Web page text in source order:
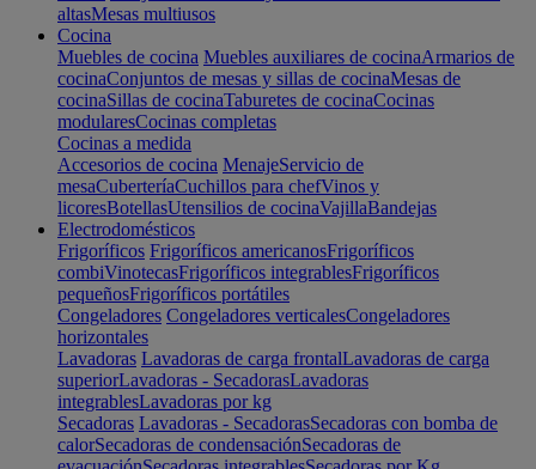
altasMesas multiusos
Cocina
Muebles de cocina Muebles auxiliares de cocinaArmarios de
cocinaConjuntos de mesas y sillas de cocinaMesas de
cocinaSillas de cocinaTaburetes de cocinaCocinas
modularesCocinas completas
Cocinas a medida
Accesorios de cocina MenajeServicio de
mesaCuberteríaCuchillos para chefVinos y
licoresBotellasUtensilios de cocinaVajillaBandejas
Electrodomésticos
Frigoríficos Frigoríficos americanosFrigoríficos
combiVinotecasFrigoríficos integrablesFrigoríficos
pequeñosFrigoríficos portátiles
Congeladores Congeladores verticalesCongeladores
horizontales
Lavadoras Lavadoras de carga frontalLavadoras de carga
superiorLavadoras - SecadorasLavadoras
integrablesLavadoras por kg
Secadoras Lavadoras - SecadorasSecadoras con bomba de
calorSecadoras de condensaciónSecadoras de